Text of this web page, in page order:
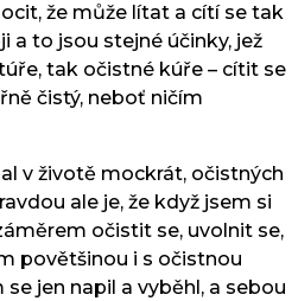
že může lítat a cítí se tak
a to jsou stejné účinky, jež
tak očistné kúře – cítit se
čistý, neboť ničím
v životě mockrát, očistných
ale je, že když jsem si
očistit se, uvolnit se,
povětšinou i s očistnou
jen napil a vyběhl, a sebou